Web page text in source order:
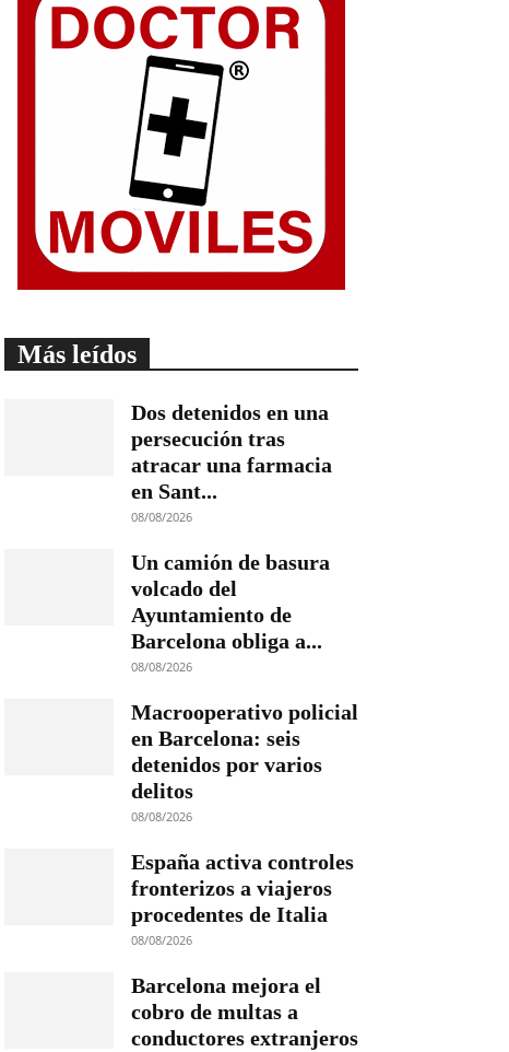
Más leídos
Dos detenidos en una
persecución tras
atracar una farmacia
en Sant...
08/08/2026
Un camión de basura
volcado del
Ayuntamiento de
Barcelona obliga a...
08/08/2026
Macrooperativo policial
en Barcelona: seis
detenidos por varios
delitos
08/08/2026
España activa controles
fronterizos a viajeros
procedentes de Italia
08/08/2026
Barcelona mejora el
cobro de multas a
conductores extranjeros